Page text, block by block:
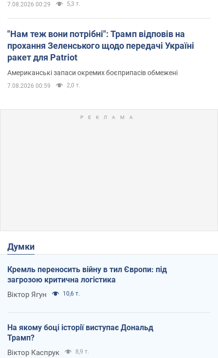
7.08.2026 00:29 5,3 т.
"Нам теж вони потрібні": Трамп відповів на
прохання Зеленського щодо передачі Україні
ракет для Patriot
Американські запаси окремих боєприпасів обмежені
7.08.2026 00:59 2,0 т.
Думки
Кремль переносить війну в тил Європи: під
загрозою критична логістика
Віктор Ягун 10,6 т.
На якому боці історії виступає Дональд
Трамп?
Віктор Каспрук 8,9 т.